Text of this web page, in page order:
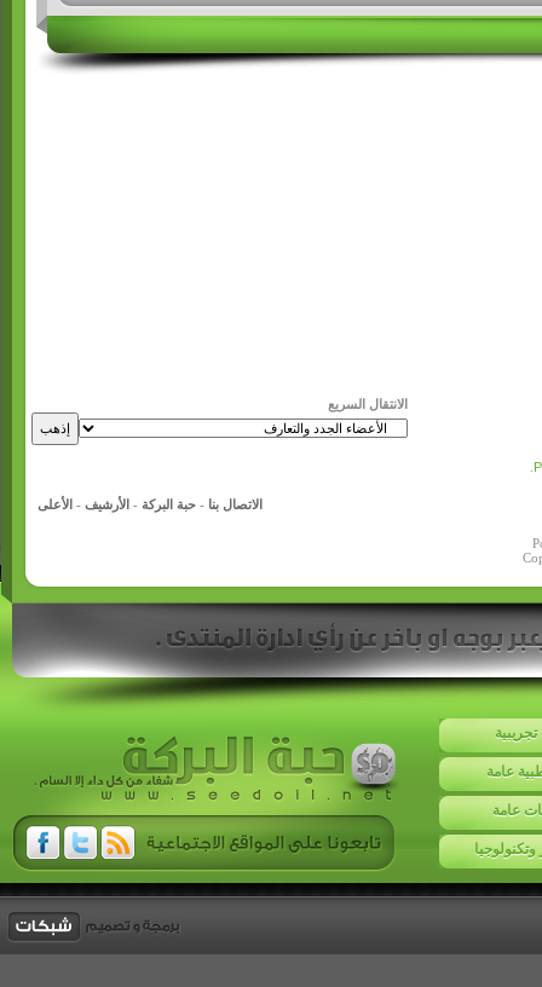
الانتقال السريع
الاتصال بنا -حبة البركة - الأرشيف - الأعلى
عامة
عامة
وتكنولوجيا